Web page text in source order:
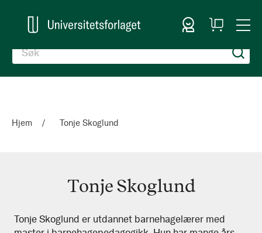
Logg inn
Handlekurv
Hjem Tonje Skoglund
Tonje Skoglund
Tonje
Tonje Skoglund er utdannet barnehagelærer med